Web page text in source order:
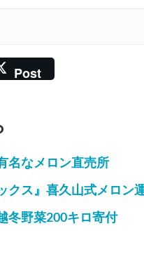
Post
名なメロン直売所
クス』喜久山式メロン
冬野菜200キロ寄付